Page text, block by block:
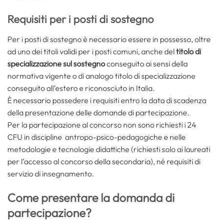
Requisiti per i posti di sostegno
Per i posti di sostegno è necessario essere in possesso, oltre
ad uno dei titoli validi per i posti comuni, anche deltitolo di
specializzazione sul sostegnoconseguito ai sensi della
normativa vigente o di analogo titolo di specializzazione
conseguito all’estero e riconosciuto in Italia.
È necessario possedere i requisiti entro la data di scadenza
della presentazione delle domande di partecipazione.
Per la partecipazione al concorso non sono richiesti i 24
CFU in discipline antropo-psico-pedagogiche e nelle
metodologie e tecnologie didattiche (richiesti solo ai laureati
per l’accesso al concorso della secondaria), né requisiti di
servizio di insegnamento.
Come presentare la domanda di
partecipazione?